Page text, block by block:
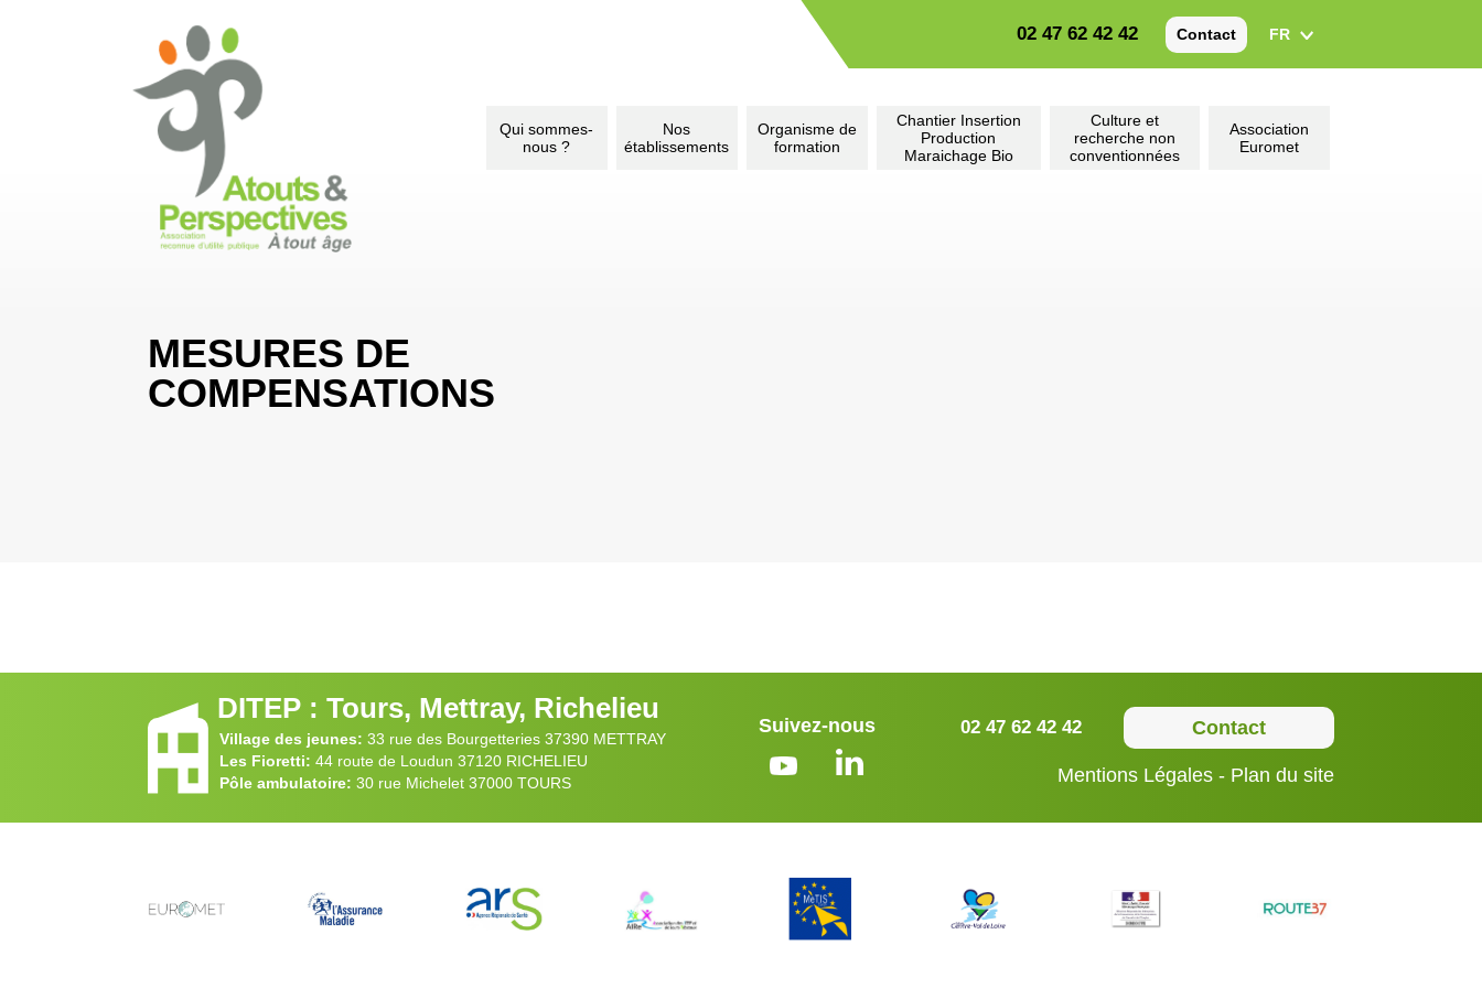
02 47 62 42 42 Contact FR
Qui sommes-
nous ?
Nos
établissements
Organisme de
formation
Chantier Insertion
Production
Maraichage Bio
Culture et
recherche non
conventionnées
Association
Euromet
MESURES DE
COMPENSATIONS
DITEP : Tours, Mettray, Richelieu
Village des jeunes: 33 rue des Bourgetteries 37390 METTRAY
Les Fioretti: 44 route de Loudun 37120 RICHELIEU
Pôle ambulatoire: 30 rue Michelet 37000 TOURS
Suivez-nous 02 47 62 42 42 Contact
Mentions Légales Plan du site